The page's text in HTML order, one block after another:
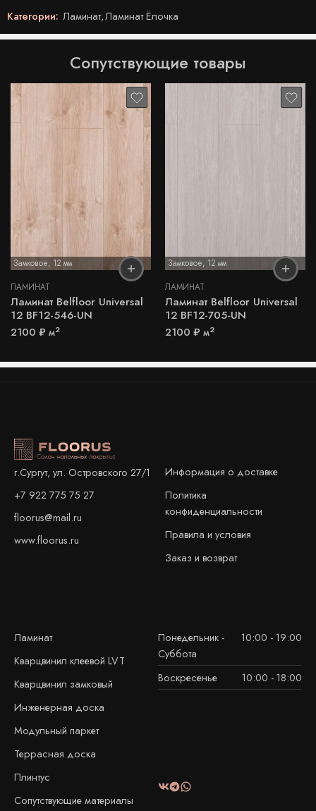
Категории: Ламинат,Ламинат Ёлочка
Сопутствующие товары
Замковое, 12 мм
ЛАМИНАТ
Ламинат Belfloor Universal
12 BF12-546-UN
2100 ₽ м2
Замковое, 12 мм
ЛАМИНАТ
Ламинат Belfloor Universal
12 BF12-705-UN
2100 ₽ м2
г.Сургут, ул. Островского 27/1
+7 922 775 75 27
floorus@mail.ru
www.floorus.ru
Информация о доставке
Политика
конфиденциальности
Правила и условия
Заказ и возврат
Ламинат
Кварцвинил клеевой LVT
Кварцвинил замковый
Инженерная доска
Модульный паркет
Террасная доска
Плинтус
Сопутствующие материалы
Понедельник -
Суббота
10:00 - 19:00
Воскресенье 10:00 - 18:00